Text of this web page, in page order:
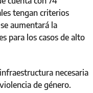
tengan criterios
aumentará la
para los casos de alto
necesaria
de género.